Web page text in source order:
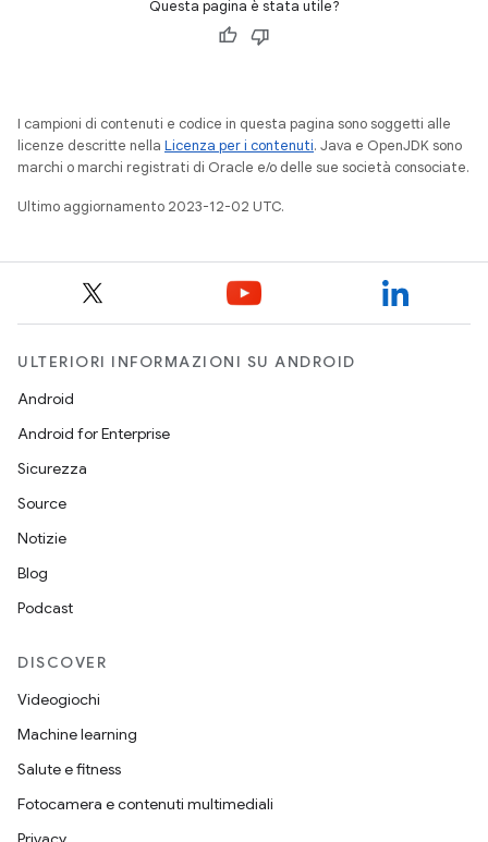
Questa pagina è stata utile?
I campioni di contenuti e codice in questa pagina sono soggetti alle
licenze descritte nella Licenza per i contenuti. Java e OpenJDK sono
marchi o marchi registrati di Oracle e/o delle sue società consociate.
Ultimo aggiornamento 2023-12-02 UTC.
ULTERIORI INFORMAZIONI SU ANDROID
Android
Android for Enterprise
Sicurezza
Source
Notizie
Blog
Podcast
DISCOVER
Videogiochi
Machine learning
Salute e fitness
Fotocamera e contenuti multimediali